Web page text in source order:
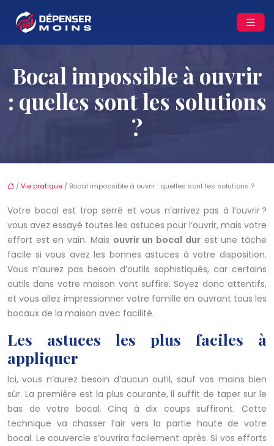
Bocal impossible à ouvrir
: quelles sont les solutions
?
/Vie pratique / Bocal impossible à ouvrir : quelles sont les solutions ?
Votre bocal est trop serré et vous n’arrivez pas à l’ouvrir ?
vous avez essayé toutes les astuces pour l’ouvrir, mais votre
effort est en vain. Mais ouvrir un bocal durest une tâche
facile si vous avez les bonnes astuces à votre disposition.
Vous n’aurez pas besoin d’outils sophistiqués, car certains
outils dans votre maison vont suffire. Soyez donc attentifs,
et vous allez impressionner votre famille en ouvrant tous les
bocaux de la maison avec facilité.
Les astuces les plus faciles à
appliquer
Ici, vous n’aurez besoin d’aucun outil, sauf vos mains bien
sûr. La première est la plus courante, il suffit de taper sur le
bas de votre bocal. Cinq à dix coups suffiront. Cette
technique va chasser l’air vers la partie haute de votre
bocal. Le couvercle s’ouvrira facilement après. Si vos efforts